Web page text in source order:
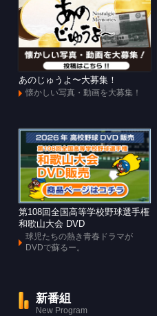
あのじゅうよ〜大募集！
懐かしい写真・動画を大募集！
第108回全国高等学校野球選手権
和歌山大会 DVD
球児たちの熱き青春ドラマが
DVDで蘇るー。
新番組
New Program